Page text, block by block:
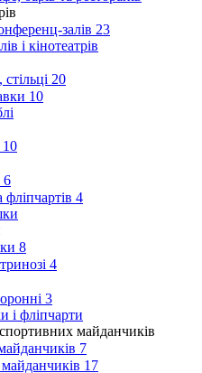
залів 23
і кінотеатрів
20
10
10
6
4
8
4
3
і фліпчарти
майданчиків
7
17